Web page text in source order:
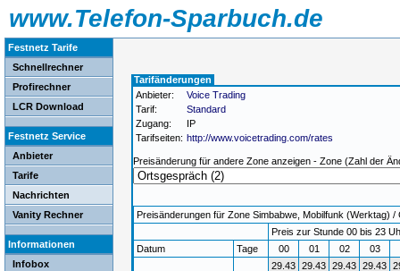
www.Telefon-Sparbuch.de
Festnetz Tarife
Schnellrechner
Profirechner
LCR Download
Festnetz Service
Anbieter
Tarife
Nachrichten
Vanity Rechner
Informationen
Infobox
Tarifänderungen
Anbieter:
Voice Trading
Tarif:
Standard
Zugang:
IP
Tarifseiten: http://www.voicetrading.com/rates
Preisänderung für andere Zone anzeigen - Zone (Zahl der
Preisänderungen für Zone Simbabwe, Mobilfunk (Werktag) /
Preis zur Stunde 00 bis 23
Datum
Tage 00 01 02 03
29.43 29.43 29.43 29.43